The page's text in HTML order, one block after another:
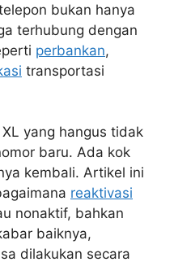
bukan hanya
terhubung dengan
perbankan,
transportasi
yang hangus tidak
baru. Ada kok
kembali. Artikel ini
reaktivasi
nonaktif, bahkan
baiknya,
dilakukan secara